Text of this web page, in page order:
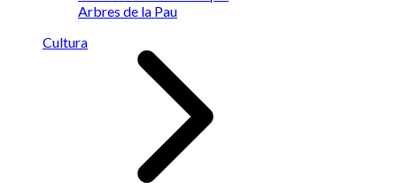
Arbres de la Pau
Cultura